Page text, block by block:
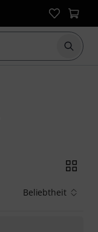
Suche
Beliebtheit